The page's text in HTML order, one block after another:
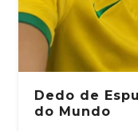
Dedo de
do Mundo